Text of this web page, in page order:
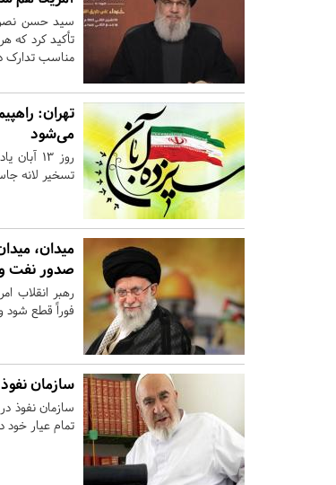
سید حسن
تأکید کرد که
مناسب تدارک
تهران:
می‌شود
روز ۱۳
تسخیر لانه
میدان،
صدور نفت و
رهبر انقلاب
فوراً قطع شود
سازمان
سازمان نفوذ
تمام‌ عیار خود